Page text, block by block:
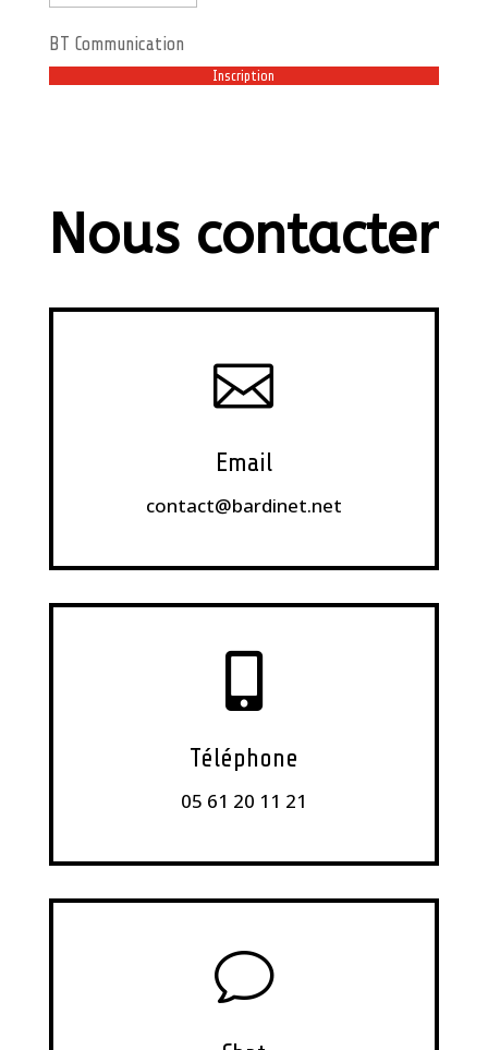
BT Communication
Nous contacter

Email
contact@bardinet.net

Téléphone
05 61 20 11 21
v